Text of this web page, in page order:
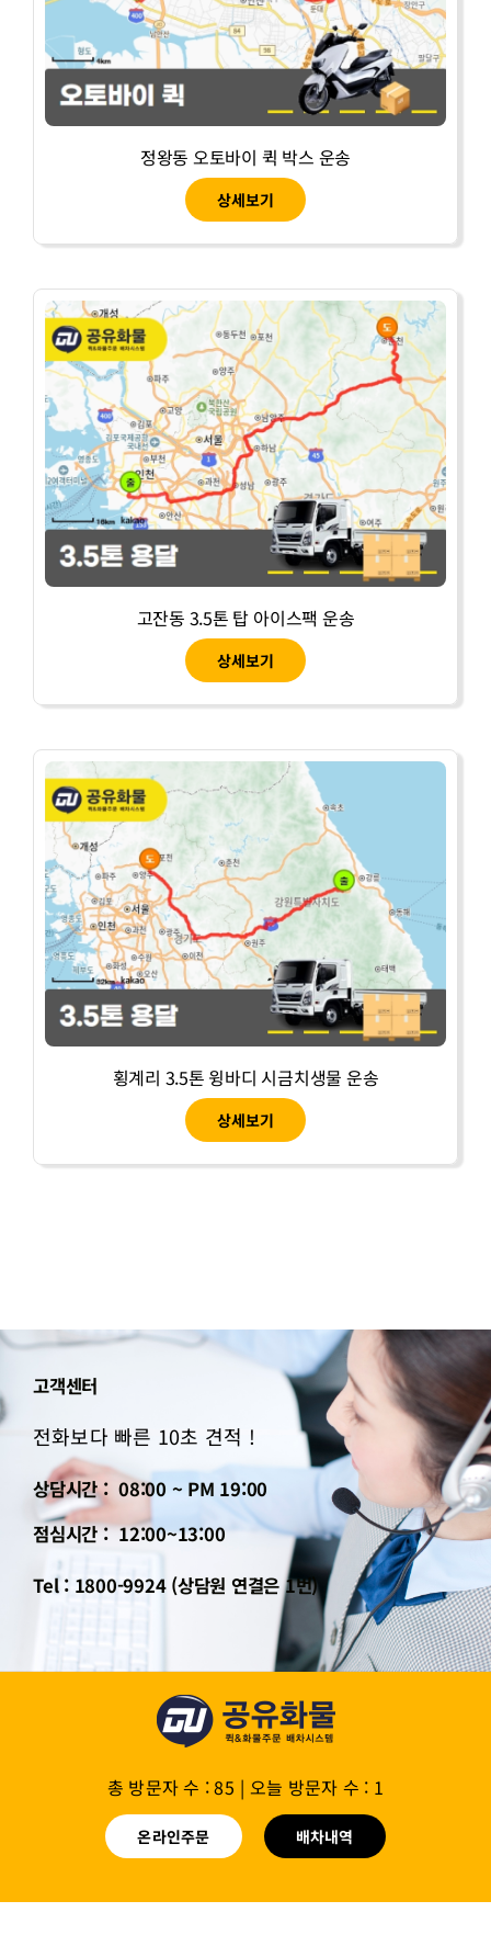
정왕동 오토바이 퀵 박스 운송
상세보기
고잔동 3.5톤 탑 아이스팩 운송
상세보기
횡계리 3.5톤 윙바디 시금치생물 운송
상세보기
고객센터
전화보다 빠른 10초 견적 !
상담시간 : 08:00 ~ PM 19:00
점심시간 : 12:00~13:00
Tel : 1800-9924 (상담원 연결은 1번)
총 방문자 수 : 85 | 오늘 방문자 수 : 1
온라인주문 배차내역